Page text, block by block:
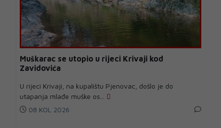
Muškarac se utopio u rijeci Krivaji kod
Zavidovića
U rijeci Krivaji, na kupalištu Pjenovac, došlo je do
utapanja mlađe muške os...
08 KOL 2026